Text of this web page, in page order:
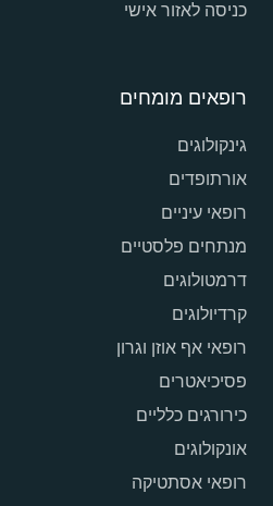
כניסה לאזור אישי
רופאים מומחים
גינקולוגים
אורתופדים
רופאי עיניים
מנתחים פלסטיים
דרמטולוגים
קרדיולוגים
רופאי אף אוזן וגרון
פסיכיאטרים
כירורגים כלליים
אונקולוגים
רופאי אסתטיקה